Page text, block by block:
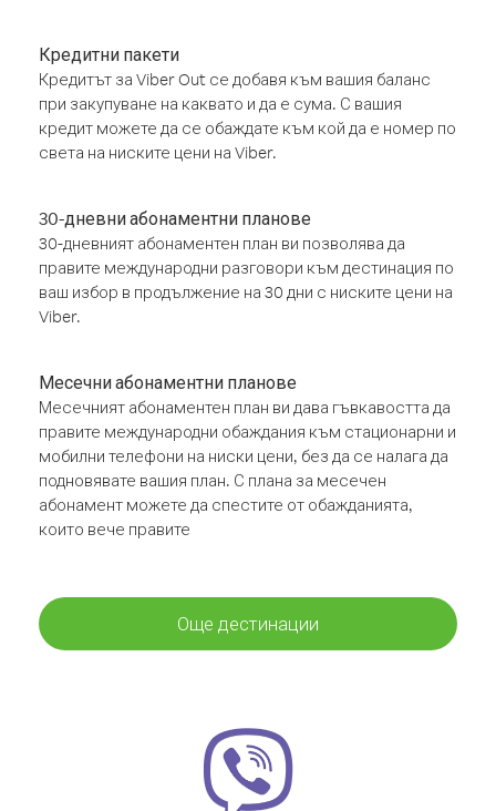
Кредитни пакети
Кредитът за Viber Out се добавя към вашия баланс
при закупуване на каквато и да е сума. С вашия
кредит можете да се обаждате към кой да е номер по
света на ниските цени на Viber.
30-дневни абонаментни планове
30-дневният абонаментен план ви позволява да
правите международни разговори към дестинация по
ваш избор в продължение на 30 дни с ниските цени на
Viber.
Месечни абонаментни планове
Месечният абонаментен план ви дава гъвкавостта да
правите международни обаждания към стационарни и
мобилни телефони на ниски цени, без да се налага да
подновявате вашия план. С плана за месечен
абонамент можете да спестите от обажданията,
които вече правите
Още дестинации